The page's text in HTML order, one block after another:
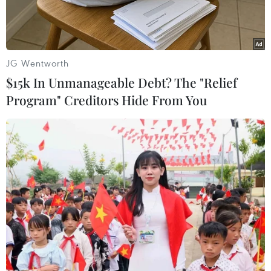
Hiện trường một vụ tấn công tại Dalori, Nigeria. (Ảnh: AFP/
TTXVN)
Theo phóng viên TTXVN tại châu Phi, ngày 18/6,
Quỹ Nhi đồng Liên hợp quốc (UNICEF) đã kêu
gọi các bên liên quan đến cuộc xung đột ở vùng
JG Wentworth
$15k In Unmanageable Debt? The "Relief
Program" Creditors Hide From You